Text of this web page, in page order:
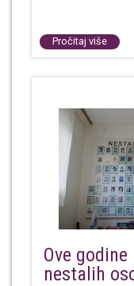
Pročitaj više
Ove
nestalih